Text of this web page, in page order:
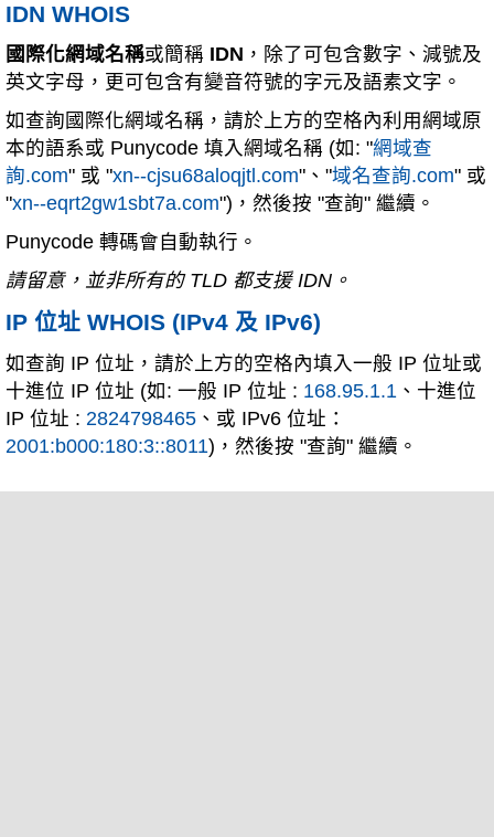
IDN WHOIS
國際化網域名稱或簡稱 IDN ，除了可包含數字、減號及
英文字母，更可包含有變音符號的字元及語素文字。
如查詢國際化網域名稱，請於上方的空格內利用網域原
本的語系或 Punycode 填入網域名稱 (如: "網域查
詢.com" 或 "xn--cjsu68aloqjtl.com"、"域名查詢.com" 或
"xn--eqrt2gw1sbt7a.com")，然後按 "查詢" 繼續。
Punycode 轉碼會自動執行。
請留意，並非所有的 TLD 都支援 IDN。
IP 位址 WHOIS (IPv4 及 IPv6)
如查詢 IP 位址，請於上方的空格內填入一般 IP 位址或
十進位 IP 位址 (如: 一般 IP 位址 : 168.95.1.1 、十進位
IP 位址 : 2824798465 、或 IPv6 位址：
2001:b000:180:3::8011)，然後按 "查詢" 繼續。